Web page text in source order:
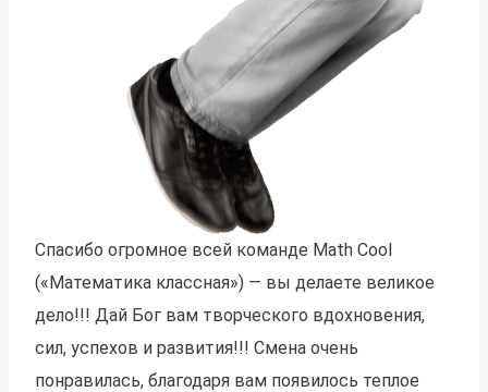
Спасибо огромное всей команде Math Cool
(«Математика классная») — вы делаете великое
дело!!! Дай Бог вам творческого вдохновения,
сил, успехов и развития!!! Смена очень
понравилась, благодаря вам появилось теплое